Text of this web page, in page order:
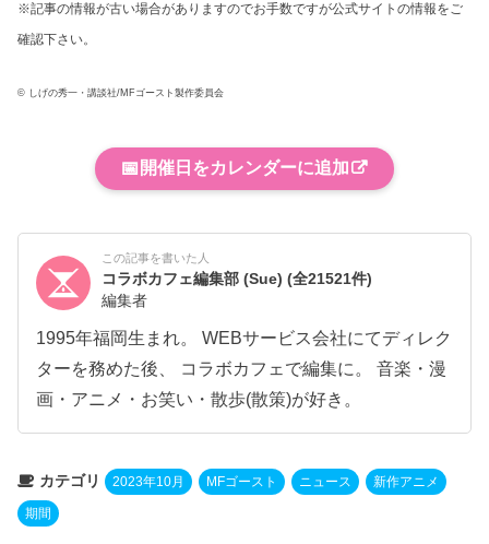
※記事の情報が古い場合がありますのでお手数ですが公式サイトの情報をご
確認下さい。
© しげの秀一・講談社/MFゴースト製作委員会
📅 開催日をカレンダーに追加
この記事を書いた人
コラボカフェ編集部 (Sue)(全21521件)
編集者
1995年福岡生まれ。 WEBサービス会社にてディレク
ターを務めた後、 コラボカフェで編集に。 音楽・漫
画・アニメ・お笑い・散歩(散策)が好き。
カテゴリ 2023年10月 MFゴースト ニュース 新作アニメ
期間